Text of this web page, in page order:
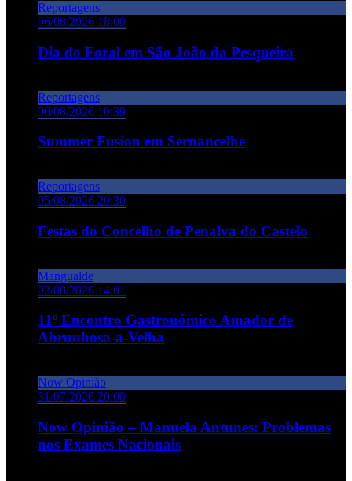
Reportagens
06/08/2026 18:00
Dia do Foral em São João da Pesqueira
Reportagens
06/08/2026 10:39
Summer Fusion em Sernancelhe
Reportagens
05/08/2026 20:30
Festas do Concelho de Penalva do Castelo
Mangualde
02/08/2026 14:01
11º Encontro Gastronómico Amador de
Abrunhosa-a-Velha
Now Opinião
31/07/2026 20:00
Now Opinião – Manuela Antunes: Problemas
nos Exames Nacionais